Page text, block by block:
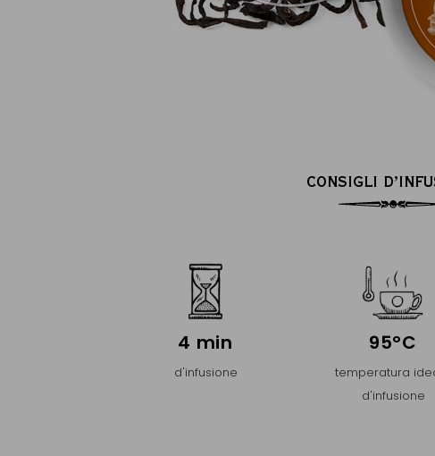
CONSIGLI
4 min
d'infusione
95°C
temperatura
d'infusione